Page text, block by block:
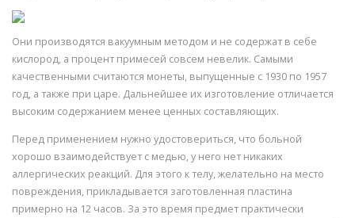
Они производятся вакуумным методом и не содержат в себе
кислород, а процент примесей совсем невелик. Самыми
качественными считаются монеты, выпущенные с 1930 по 1957
год, а также при царе. Дальнейшее их изготовление отличается
высоким содержанием менее ценных составляющих.
Перед применением нужно удостовериться, что больной
хорошо взаимодействует с медью, у него нет никаких
аллергических реакций. Для этого к телу, желательно на место
повреждения, прикладывается заготовленная пластина
примерно на 12 часов. За это время предмет практически